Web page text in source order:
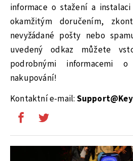
informace o stažení a
okamžitým doručením,
nevyžádané pošty nebo
uvedený odkaz můžete
podrobnými informacemi
nakupování!
Kontaktní e-mail: